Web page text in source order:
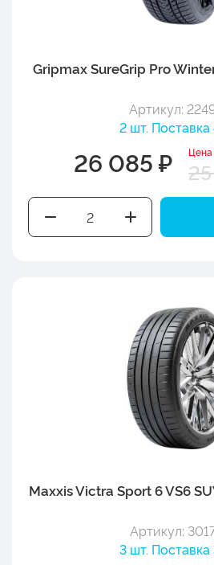
Gripmax SureGrip Pro
Артикул:
2 шт. Поставка
26 085 ₽ Цена
Maxxis Victra Sport 6 VS6
Артикул:
3 шт. Поставка